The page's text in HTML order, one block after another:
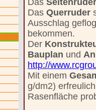
Das
Das Querruder
Ausschlag
bekommen.
Der
Bauplan und
http://
Mit einem
g/dm2)
Rasenfläche